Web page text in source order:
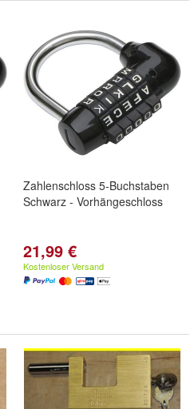
Zahlenschloss 5-Buchstaben
Schwarz - Vorhängeschloss
21,99 €
Kostenloser Versand